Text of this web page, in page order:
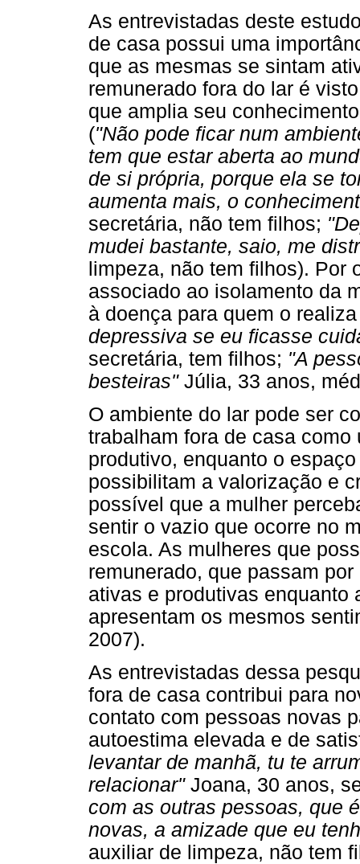
As entrevistadas deste
de casa possui uma
que as mesmas se sintam
remunerado fora do lar é
que amplia seu
("Não pode ficar num
tem que estar aberta ao
de si própria, porque ela se
aumenta mais, o
secretária, não tem filhos;
mudei bastante, saio, me
limpeza, não tem filhos). Por
associado ao isolamento da
à doença para quem o
depressiva se eu ficasse
secretária, tem filhos; "A
besteiras"Júlia, 33 anos,
O ambiente do lar pode ser
trabalham fora de casa
produtivo, enquanto o
possibilitam a valorização e
possível que a mulher
sentir o vazio que ocorre no
escola. As mulheres que
remunerado, que passam
ativas e produtivas enquanto
apresentam os mesmos
2007).
As entrevistadas dessa
fora de casa contribui para
contato com pessoas novas
autoestima elevada e de
levantar de manhã, tu te
relacionar"Joana, 30 anos,
com as outras pessoas, que
novas, a amizade que eu
auxiliar de limpeza, não tem